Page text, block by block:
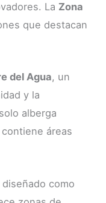
La Zona
que destacan
del Agua, un
y la
alberga
áreas
diseñado como